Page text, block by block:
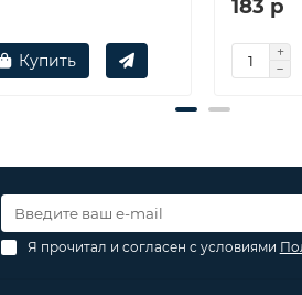
Купить
183 р
Я прочитал и согласен с условиями